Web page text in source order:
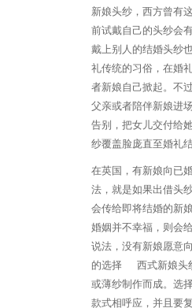
新娘头纱，西方曾有
前试戴自己的头纱会
戴上别人的结婚头
礼传统的习俗，在婚
者新娘自己掀起。不
父亲或者陪伴新娘进
告别，把女儿交付给
纱覆盖脸庞直至婚礼结
在英国，有新娘向已
法，就是如果出借头
会传给即将结婚的新
婚姻并不幸福，则会
说法，没有新娘愿意
的选择 西式新娘头
或薄纱制作而成。选
款式相呼应，并且要